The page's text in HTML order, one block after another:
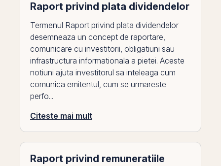
Raport privind plata dividendelor
Termenul Raport privind plata dividendelor
desemneaza un concept de raportare,
comunicare cu investitorii, obligatiuni sau
infrastructura informationala a pietei. Aceste
notiuni ajuta investitorul sa inteleaga cum
comunica emitentul, cum se urmareste
perfo...
Citeste mai mult
Raport privind remuneratiile